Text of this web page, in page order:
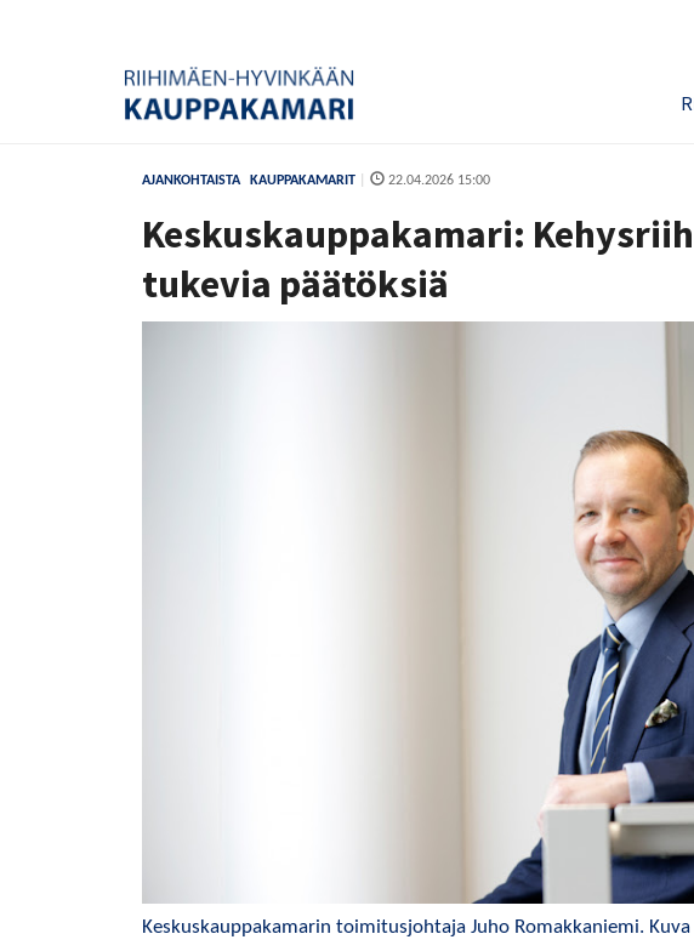
AJANKOHTAISTA KAUPPAKAMARIT 22.04.2026 15:00
Keskuskauppakamari:
tukevia päätöksiä
Keskuskauppakamarin toimitusjohtaja Juho Romakkaniemi. Kuva